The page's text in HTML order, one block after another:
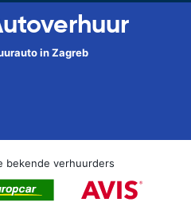
in Zagreb
bekende verhuurders